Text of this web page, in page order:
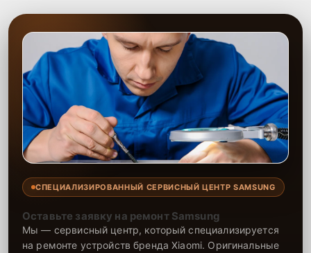
без перебоев. Мастера обладают необходимым опытом для
электросхемы проводится с соблюдением всех стандартов.
СПЕЦИАЛИЗИРОВАННЫЙ СЕРВИСНЫЙ ЦЕНТР SAMSUNG
Оставьте заявку на ремонт Samsung
Мы — сервисный центр, который специализируется
на ремонте устройств бренда Xiaomi. Оригинальные